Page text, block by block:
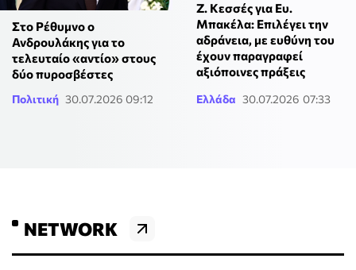
Στο Ρέθυμνο ο
Ανδρουλάκης για το
τελευταίο «αντίο» στους
δύο πυροσβέστες
Πολιτική 30.07.2026 09:12
Ζ. Κεσσές για Ευ.
Μπακέλα: Επιλέγει την
αδράνεια, με ευθύνη του
έχουν παραγραφεί
αξιόποινες πράξεις
Ελλάδα 30.07.2026 07:33
NETWORK